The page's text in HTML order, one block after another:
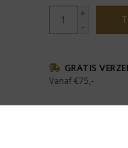
+
-
GRATIS
Vanaf €75,-